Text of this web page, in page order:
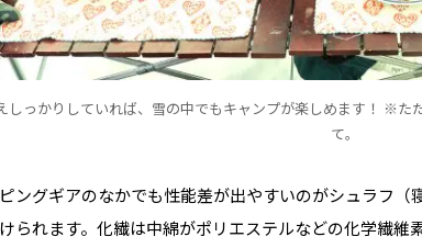
しっかりしていれば、雪の中でもキャンプが楽しめます！ ※た
て。
ングギアのなかでも性能差が出やすいのがシュラフ（
られます。化繊は中綿がポリエステルなどの化学繊維